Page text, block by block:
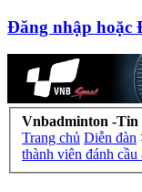
Đăng nhập hoặc
Vnbadminton -Tin
Trang chủ Diễn đàn
thành viên đánh